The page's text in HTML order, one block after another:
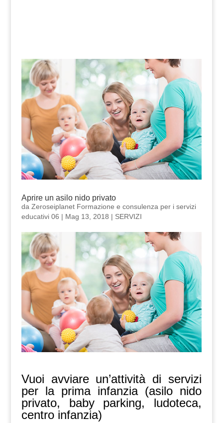
Aprire un asilo nido privato
da Zeroseiplanet Formazione e consulenza per i servizi
educativi 06 | Mag 13, 2018 | SERVIZI
Vuoi avviare un’attività di servizi
per la prima infanzia (asilo nido
privato, baby parking, ludoteca,
centro infanzia)